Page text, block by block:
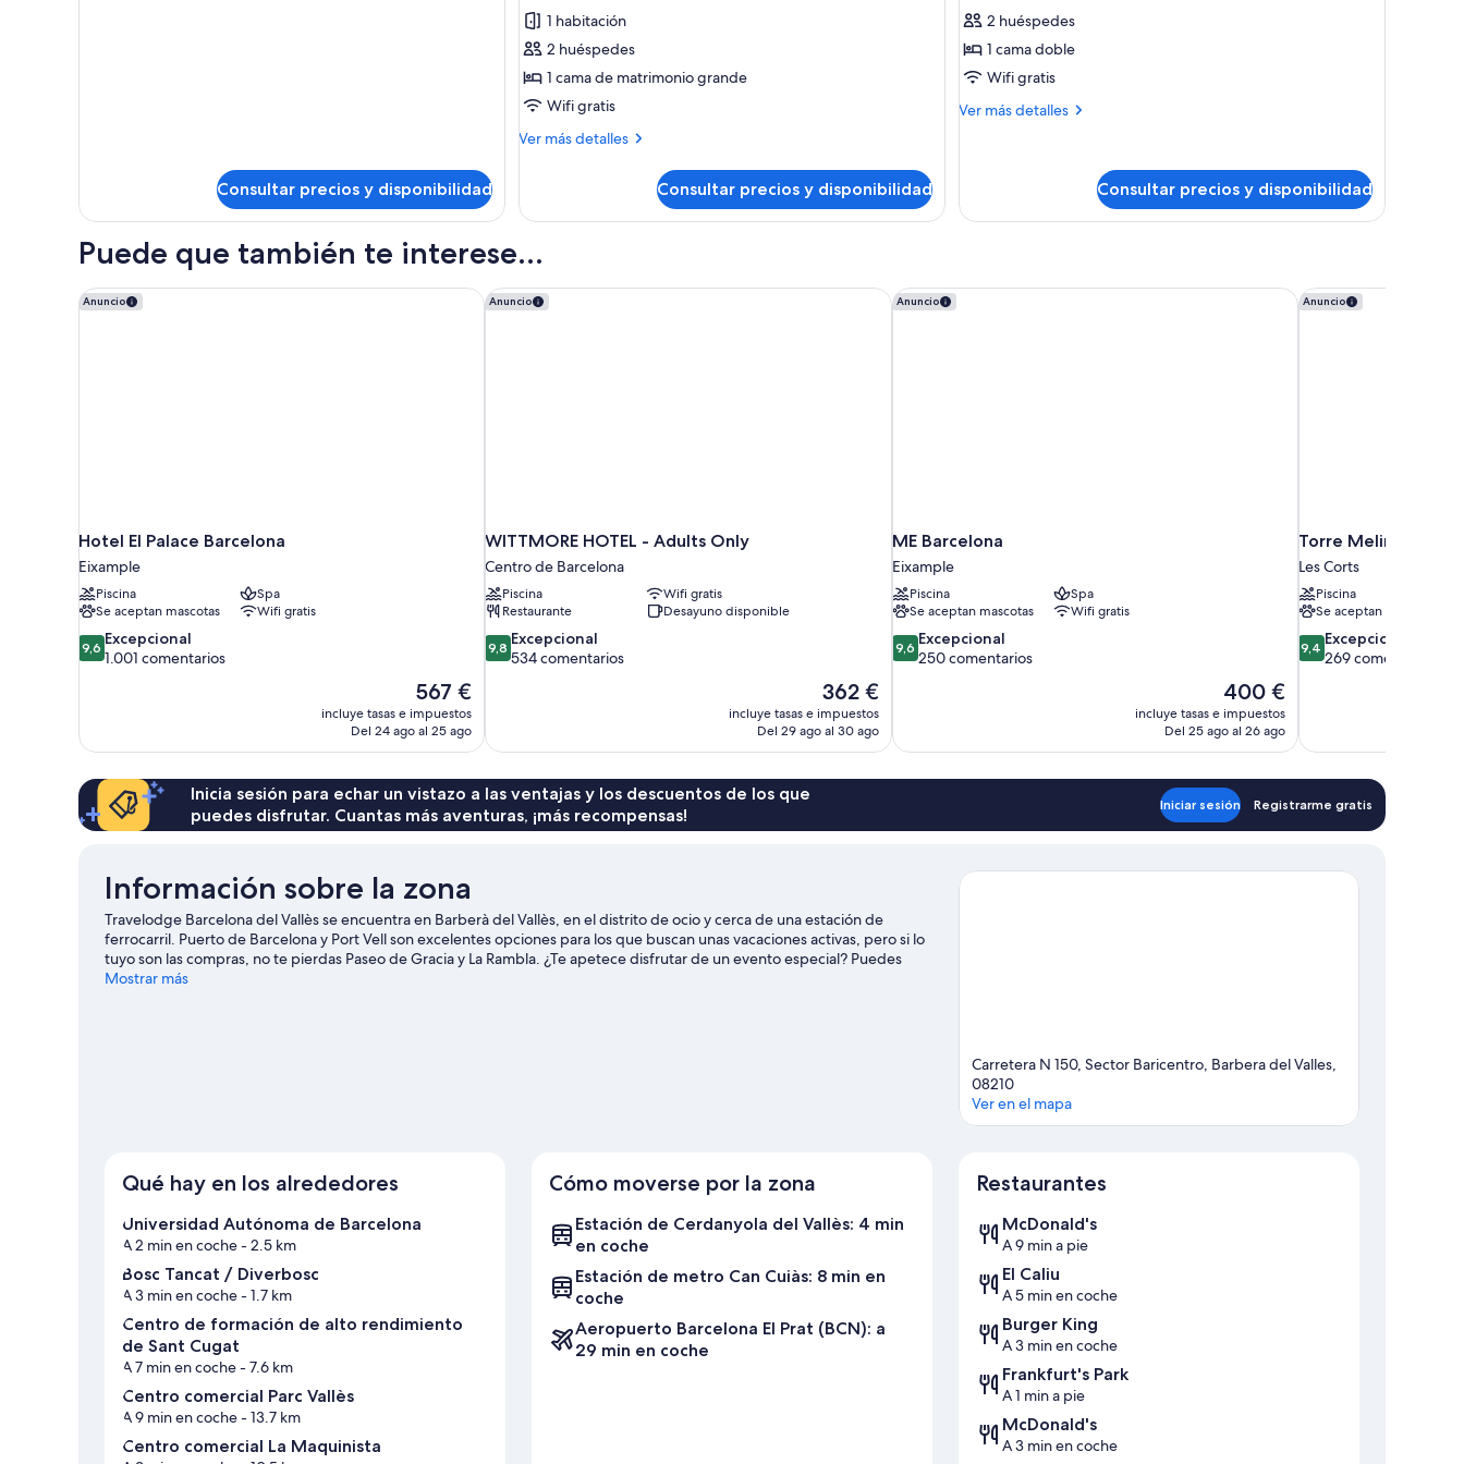
Consultar precios y disponibilidad
1 habitación
2 huéspedes
1 cama de matrimonio grande
Wifi gratis
Ver más detalles
Más
Consultar precios y disponibilidad
2 huéspedes
1 cama doble
Wifi gratis
Ver más detalles
Más
Consultar precios y disponibilidad
Puede que también te interese...
Anuncio
Hotel El Palace Barcelona
Eixample
Piscina
Spa
Se aceptan mascotas
Wifi gratis
9.6
sobre
9,6 Excepcional
1.001 comentarios
El
precio
actual
567 €
567 €
incluye tasas e impuestos
Del 24 ago al 25 ago
Hotel El Palace Barcelona Anuncio
WITTMORE HOTEL - Adults Only
Centro de Barcelona
Piscina
Wifi gratis
Restaurante
Desayuno disponible
9.8
sobre
9,8 Excepcional
534 comentarios
El
precio
actual
362 €
362 €
incluye tasas e impuestos
Del 29 ago al 30 ago
WITTMORE HOTEL - Adults Only Anuncio
ME Barcelona
Eixample
Piscina
Spa
Se aceptan mascotas
Wifi gratis
9.6
sobre
9,6 Excepcional
250 comentarios
El
precio
actual
400 €
400 €
incluye tasas e impuestos
Del 25 ago al 26 ago
ME Barcelona Anuncio
Torre Melina, a
Les Corts
Piscina
Se aceptan mascotas
9.4
sobre
9,4 Excepcional
269 comentarios
Torre Melina, a
Inicia sesión para echar un vistazo a las ventajas y los descuentos de los que
puedes disfrutar. Cuantas más aventuras, ¡más recompensas!
Iniciar sesión Registrarme gratis
Información sobre la zona
Travelodge Barcelona del Vallès se encuentra en Barberà del Vallès, en el distrito de ocio y cerca de una estación de
ferrocarril. Puerto de Barcelona y Port Vell son excelentes opciones para los que buscan unas vacaciones activas, pero si lo
tuyo son las compras, no te pierdas Paseo de Gracia y La Rambla. ¿Te apetece disfrutar de un evento especial? Puedes
buscar el calendario de Camp Nou o Circuito de Cataluña.
Mostrar más
Carretera N 150, Sector Baricentro, Barbera del Valles,
08210
Ver en el mapa
Qué hay en los alrededores
Universidad Autónoma de Barcelona
A 2 min en coche- 2.5 km
Bosc Tancat / Diverbosc
A 3 min en coche- 1.7 km
Centro de formación de alto rendimiento
de Sant Cugat
A 7 min en coche- 7.6 km
Centro comercial Parc Vallès
A 9 min en coche- 13.7 km
Centro comercial La Maquinista
Cómo moverse por la zona
Estación de Cerdanyola del Vallès: 4 min
en coche
Estación de metro Can Cuiàs: 8 min en
coche
Aeropuerto Barcelona El Prat (BCN): a
29 min en coche
Restaurantes
McDonald's
A 9 min a pie
El Caliu
A 5 min en coche
Burger King
A 3 min en coche
Frankfurt's Park
A 1 min a pie
McDonald's
A 3 min en coche